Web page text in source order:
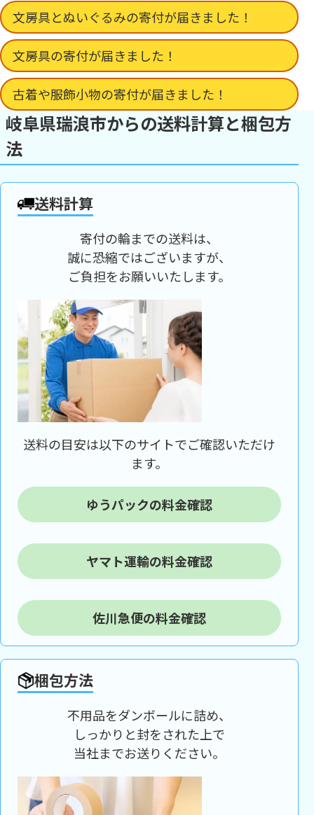
文房具とぬいぐるみの寄付が届きました！
文房具の寄付が届きました！
古着や服飾小物の寄付が届きました！
岐阜県瑞浪市からの送料計算と梱包方
法
送料計算
寄付の輪までの送料は、
誠に恐縮ではございますが、
ご負担をお願いいたします。
送料の目安は以下のサイトでご確認いただけ
ます。
ゆうパックの料金確認
ヤマト運輸の料金確認
佐川急便の料金確認
梱包方法
不用品をダンボールに詰め、
しっかりと封をされた上で
当社までお送りください。